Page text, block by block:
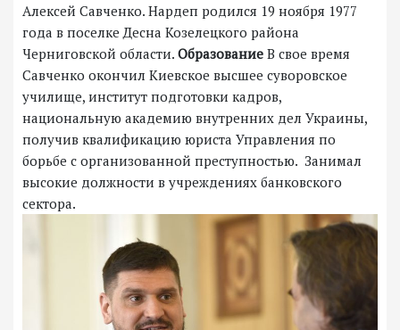
Алексей Савченко. Нардеп родился 19 ноября 1977
года в поселке Десна Козелецкого района
Черниговской области. Образование В свое время
Савченко окончил Киевское высшее суворовское
училище, институт подготовки кадров,
национальную академию внутренних дел Украины,
получив квалификацию юриста Управления по
борьбе с организованной преступностью. Занимал
высокие должности в учреждениях банковского
сектора.